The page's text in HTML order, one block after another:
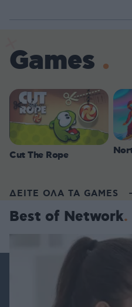
Games
Cut The Rope
ΔΕΙΤΕ ΟΛΑ ΤΑ GAMES
Best of Network